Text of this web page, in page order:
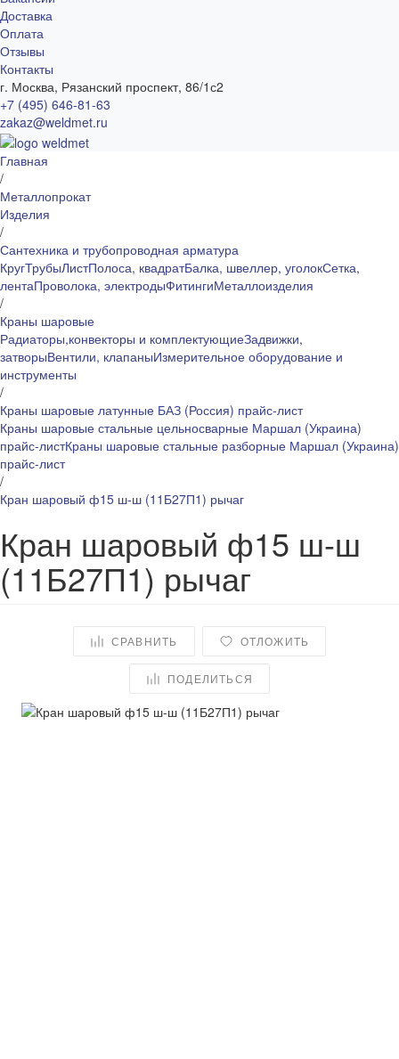
Доставка
Оплата
Отзывы
Контакты
г. Москва, Рязанский проспект, 86/1с2
+7 (495) 646-81-63
zakaz@weldmet.ru
Главная
/
Металлопрокат
Изделия
/
Сантехника и трубопроводная арматура
КругТрубыЛистПолоса, квадратБалка, швеллер, уголокСетка,
лентаПроволока, электродыФитингиМеталлоизделия
/
Краны шаровые
Радиаторы,конвекторы и комплектующиеЗадвижки,
затворыВентили, клапаныИзмерительное оборудование и
инструменты
/
Краны шаровые латунные БАЗ (Россия) прайс-лист
Краны шаровые стальные цельносварные Маршал (Украина)
прайс-листКраны шаровые стальные разборные Маршал (Украина)
прайс-лист
/
Кран шаровый ф15 ш-ш (11Б27П1) рычаг
Кран шаровый ф15 ш-ш
(11Б27П1) рычаг
СРАВНИТЬ ОТЛОЖИТЬ
ПОДЕЛИТЬСЯ